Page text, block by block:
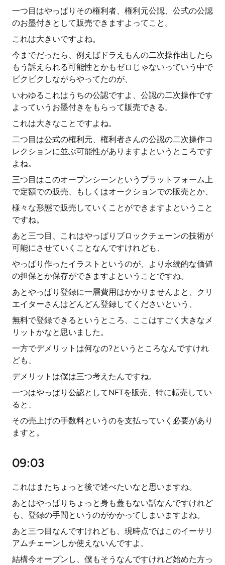
一つ目はやっぱりその権利者、権利元公認、公式の公認
のお墨付きとして販売できますよってこと。
これは大きいですよね。
今までだったら、例えばドラえもんの二次操作出したら
もう訴えられる可能性とかもゼロじゃないっていう中で
ビクビクしながらやってたのが、
いわゆるこれはうちの公認ですよ、公認の二次操作です
よっていうお墨付きをもらって販売できる。
これは大きなことですよね。
二つ目は公式の権利元、権利者さんの公認の二次操作コ
レクションに並ぶ可能性がありますよというところです
よね。
三つ目はこのオープンシーンというプラットフォーム上
で定額での販売、もしくはオークションでの販売とか、
様々な形態で販売していくことができますよということ
ですね。
あと三つ目、これはやっぱりブロックチェーンの技術が
可能にさせていくことなんですけれども、
やっぱり作ったイラストというのが、より永続的な価値
の担保とか保存ができますよということですね。
あとやっぱり登録に一層費用はかかりませんよと、クリ
エイターさんはどんどん登録してくださいという、
無料で登録できるというところ、ここはすごく大きなメ
リットかなと思いました。
一方でデメリットは何なの?というところなんですけれ
ども、
デメリットは僕は三つ考えたんですね。
一つはやっぱり公認としてNFTを販売、特に転売してい
ると、
その売上げの手数料というのを支払っていく必要があり
ますと。
09:03
これはまたちょっと後で述べたいなと思いますね。
あとはやっぱりちょっと身も蓋もない話なんですけれど
も、登録の手間というのがかかってしまいますよね。
あと三つ目なんですけれども、現時点ではこのイーサリ
アムチェーンしか使えないんですよ。
結構今オープンし、僕もそうなんですけれど始めた方っ